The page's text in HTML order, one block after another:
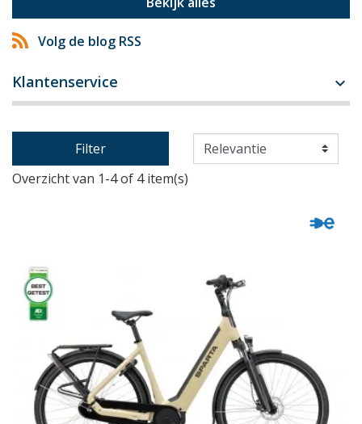
Volg de blog RSS
Klantenservice 
Filter
Overzicht van 1-4 of 4 item(s)